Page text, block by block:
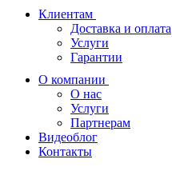
Клиентам
Доставка и оплата
Услуги
Гарантии
О компании
О нас
Услуги
Партнерам
Видеоблог
Контакты